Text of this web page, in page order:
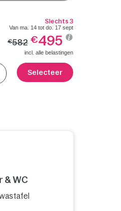
Slechts 3
Van ma. 14 tot do. 17 sept
€582 €495
incl. alle belastingen
Selecteer
& WC